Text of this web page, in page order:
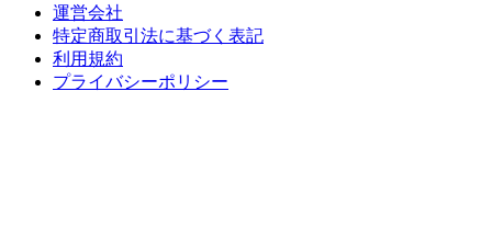
運営会社
特定商取引法に基づく表記
利用規約
プライバシーポリシー